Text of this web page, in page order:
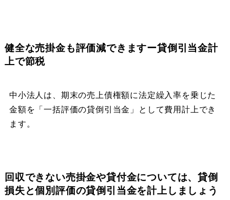
健全な売掛金も評価減できますー貸倒引当金計
上で節税
中小法人は、期末の売上債権額に法定繰入率を乗じた
金額を「一括評価の貸倒引当金」として費用計上でき
ます。
回収できない売掛金や貸付金については、貸倒
損失と個別評価の貸倒引当金を計上しましょう